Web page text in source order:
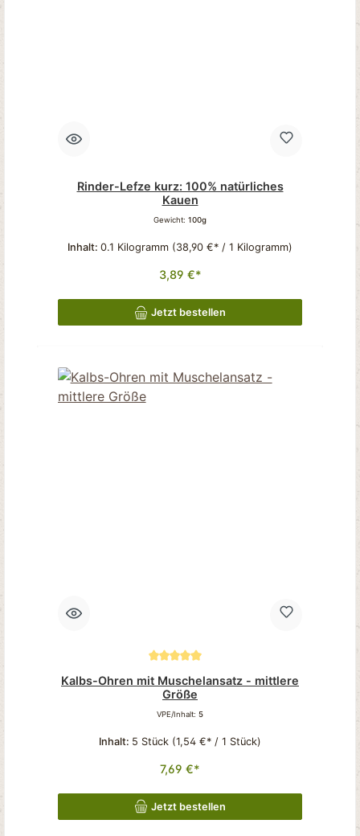
Rinder-Lefze kurz: 100% natürliches
Kauen
Gewicht: 100g
Inhalt: 0.1 Kilogramm (38,90 €* / 1 Kilogramm)
3,89 €*
Jetzt bestellen
Durchschnittliche Bewertung von 5 von 5 Sternen
Kalbs-Ohren mit Muschelansatz - mittlere
Größe
VPE/Inhalt: 5
Inhalt: 5 Stück (1,54 €* / 1 Stück)
7,69 €*
Jetzt bestellen